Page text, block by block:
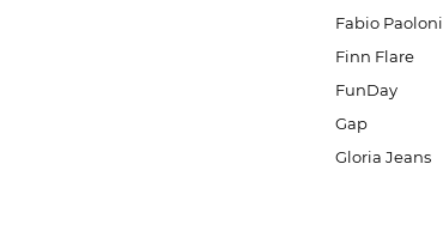
Fabio Paoloni
Finn Flare
FunDay
Gap
Gloria Jeans